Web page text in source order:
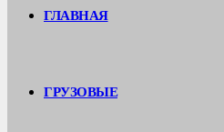
ГЛАВНАЯ
ГРУЗОВЫЕ